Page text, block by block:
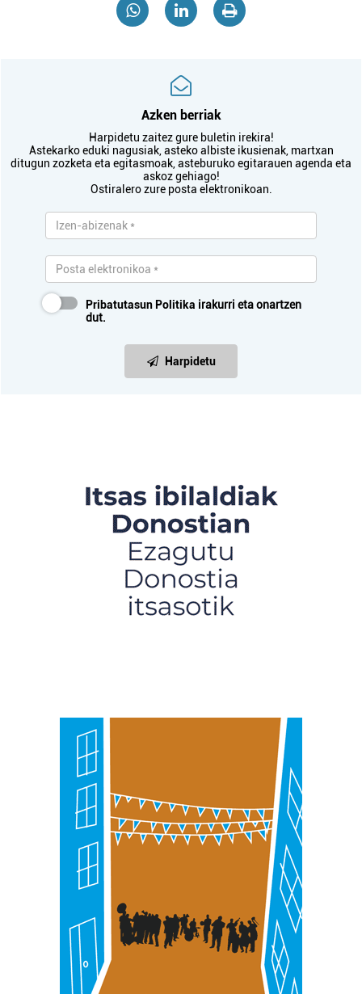
Azken berriak
Harpidetu zaitez gure buletin irekira!
Astekarko eduki nagusiak, asteko albiste ikusienak, martxan
ditugun zozketa eta egitasmoak, asteburuko egitarauen agenda eta
askoz gehiago!
Ostiralero zure posta elektronikoan.
Pribatutasun Politika irakurri eta onartzen
dut.
Harpidetu